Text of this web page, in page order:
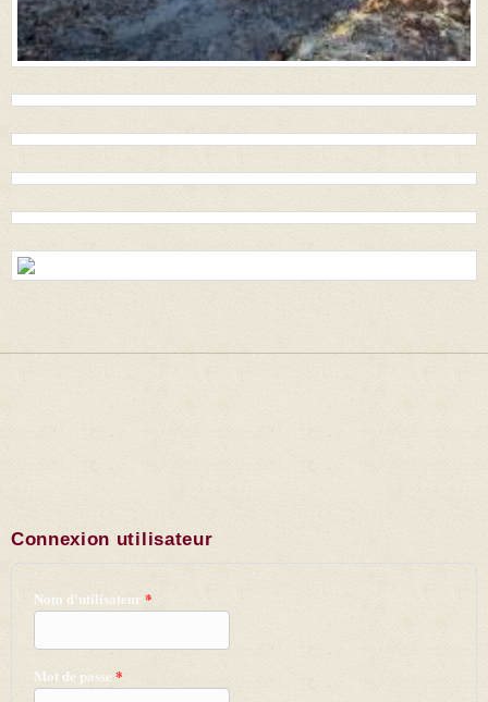
Connexion utilisateur
Nom d'utilisateur *
Mot de passe *